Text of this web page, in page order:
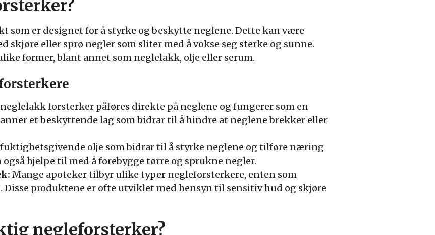
som er designet for å styrke og beskytte neglene. Dette kan være
skjøre eller sprø negler som sliter med å vokse seg sterke og sunne.
former, blant annet som neglelakk, olje eller serum.
forsterker påføres direkte på neglene og fungerer som en
et beskyttende lag som bidrar til å hindre at neglene brekker eller
fuktighetsgivende olje som bidrar til å styrke neglene og tilføre næring
hjelpe til med å forebygge tørre og sprukne negler.
Mange apoteker tilbyr ulike typer negleforsterkere, enten som
Disse produktene er ofte utviklet med hensyn til sensitiv hud og skjøre
negleforsterker?